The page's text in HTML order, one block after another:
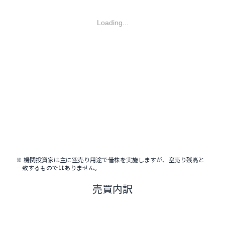
Loading...
※ 機関投資家は主に空売り用途で借株を実施しますが、空売り残高と
一致するものではありません。
売買内訳